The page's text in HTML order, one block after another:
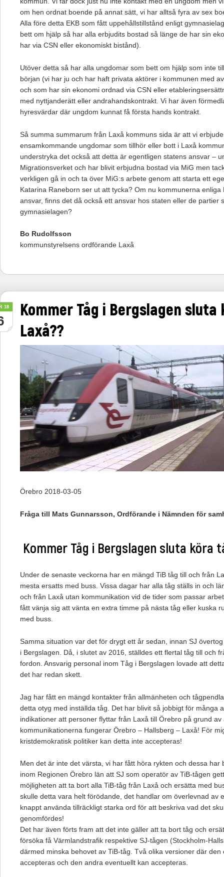
om hen ordnat boende på annat sätt, vi har alltså fyra av sex
Alla före detta EKB som fått uppehållstillstånd enligt
bett om hjälp så har alla erbjudits bostad så länge de har sin
har via CSN eller ekonomiskt bistånd).
Utöver detta så har alla ungdomar som bett om hjälp som inte
början (vi har ju och har haft privata aktörer i kommunen med
och som har sin ekonomi ordnad via CSN eller
med nyttjanderätt eller andrahandskontrakt. Vi har även
hyresvärdar där ungdom kunnat få första hands kontrakt.
Så summa summarum från Laxå kommuns sida är att vi
ensamkommande ungdomar som tillhör eller bott i Laxå
understryka det också att detta är egentligen statens ansvar –
Migrationsverket och har blivit erbjudna bostad via MiG men
verkligen gå in och ta över MiG:s arbete genom att starta ett
Katarina Raneborn ser ut att tycka? Om nu kommunerna
ansvar, finns det då också ett ansvar hos staten eller de partier
gymnasielagen?
Bo Rudolfsson
kommunstyrelsens ordförande Laxå
Kommer Tåg i Bergslagen
Laxå??
18
Örebro 2018-03-05
Fråga till Mats Gunnarsson, Ordförande i Nämnden för
Kommer Tåg i Bergslagen sluta köra
Under de senaste veckorna har en mängd TiB tåg till och från
mesta ersatts med buss. Vissa dagar har alla tåg ställs in och
och från Laxå utan kommunikation vid de tider som passar
fått vänja sig att vänta en extra timme på nästa tåg eller kuska
med buss.
Samma situation var det för drygt ett år sedan, innan SJ
i Bergslagen. Då, i slutet av 2016, ställdes ett flertal tåg till och
fordon. Ansvarig personal inom Tåg i Bergslagen lovade att
det har redan skett.
Jag har fått en mängd kontakter från allmänheten och
detta otyg med inställda tåg. Det har blivit så jobbigt för många
indikationer att personer flyttar från Laxå till Örebro på grund
kommunikationerna fungerar Örebro – Hallsberg – Laxå! För
kristdemokratisk politiker kan detta inte accepteras!
Men det är inte det värsta, vi har fått höra rykten och dessa har
inom Regionen Örebro län att SJ som operatör av TiB-tågen
möjligheten att ta bort alla TiB-tåg från Laxå och ersätta med
skulle detta vara helt förödande, det handlar om överlevnad av
knappt använda tillräckligt starka ord för att beskriva vad det
genomfördes!
Det har även förts fram att det inte gäller att ta bort tåg och
försöka få Värmlandstrafik respektive SJ-tågen (Stockholm-
därmed minska behovet av TiB-tåg. Två olika versioner där den
accepteras och den andra eventuellt kan accepteras.